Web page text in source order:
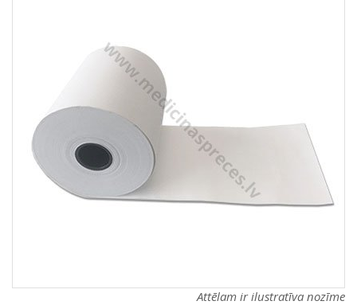
Attēlam ir ilustratīva nozīme